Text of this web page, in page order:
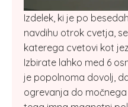
Izdelek, ki je po
navdihu otrok cvetja,
katerega cvetovi kot
Izbirate lahko med 6
je popolnoma dovolj,
ogrevanja do